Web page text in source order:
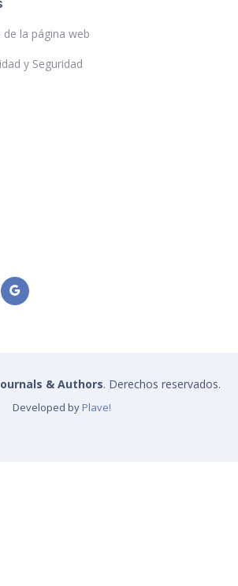
la página web
y Seguridad
& Authors. Derechos reservados.
Developed by Plave!